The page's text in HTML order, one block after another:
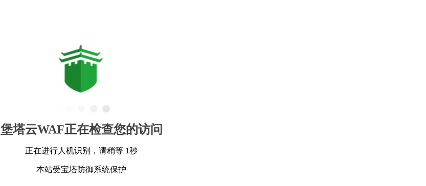
堡塔云WAF正在检查您的访问
正在进行人机识别，请稍等 1秒
本站受宝塔防御系统保护